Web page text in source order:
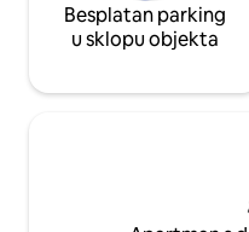
Besplatan parking
u sklopu objekta